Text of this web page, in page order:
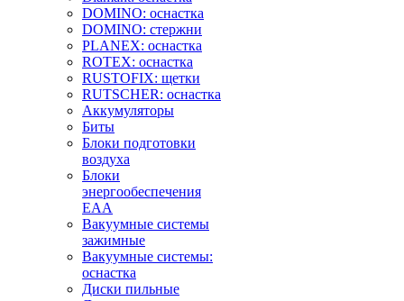
DOMINO: оснастка
DOMINO: стержни
PLANEX: оснастка
ROTEX: оснастка
RUSTOFIX: щетки
RUTSCHER: оснастка
Аккумуляторы
Биты
Блоки подготовки
воздуха
Блоки
энергообеспечения
EAA
Вакуумные системы
зажимные
Вакуумные системы:
оснастка
Диски пильные